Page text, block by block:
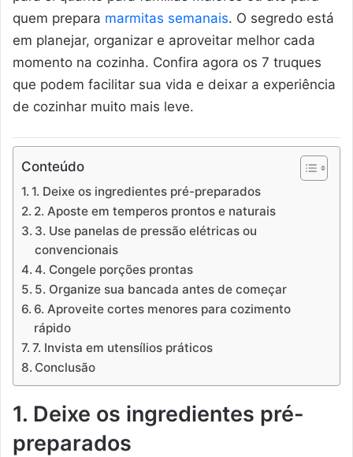
quem prepara marmitas semanais. O segredo está
em planejar, organizar e aproveitar melhor cada
momento na cozinha. Confira agora os 7 truques
que podem facilitar sua vida e deixar a experiência
de cozinhar muito mais leve.
Conteúdo
1. Deixe os ingredientes pré-preparados
2. Aposte em temperos prontos e naturais
3. Use panelas de pressão elétricas ou
convencionais
4. Congele porções prontas
5. Organize sua bancada antes de começar
6. Aproveite cortes menores para cozimento
rápido
7. Invista em utensílios práticos
Conclusão
1. Deixe os ingredientes pré-
preparados